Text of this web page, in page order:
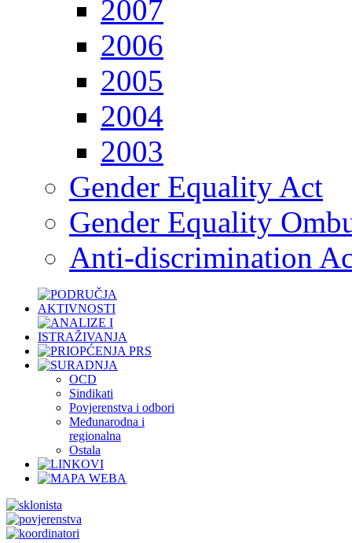
2007
2006
2005
2004
2003
Gender Equality Act
Gender Equality
Anti-discrimination
OCD
Sindikati
Povjerenstva i odbori
Međunarodna i
regionalna
Ostala